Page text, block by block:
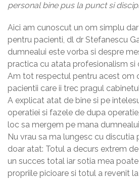
personal bine pus la punct si
Aici am cunoscut un om simplu
pentru pacienti, dl dr Stefanescu
dumnealui este vorba si despre
practica cu atata profesionalism si
Am tot respectul pentru acest om
pacientii care ii trec pragul
A explicat atat de bine si pe
operatiei si fazele de dupa
loc sa mergem pe mana
Nu vrau sa ma lungesc cu discutia
doar atat: Totul a decurs extrem
un succes total iar sotia mea
propriile picioare si totul a revenit